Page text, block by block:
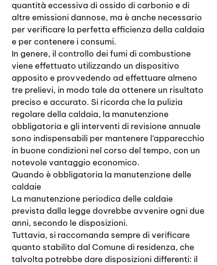
quantità eccessiva di ossido di carbonio e di
altre emissioni dannose, ma è anche necessario
per verificare la perfetta efficienza della caldaia
e per contenere i consumi.
In genere, il controllo dei fumi di combustione
viene effettuato utilizzando un dispositivo
apposito e provvedendo ad effettuare almeno
tre prelievi, in modo tale da ottenere un risultato
preciso e accurato. Si ricorda che la pulizia
regolare della caldaia, la manutenzione
obbligatoria e gli interventi di revisione annuale
sono indispensabili per mantenere l’apparecchio
in buone condizioni nel corso del tempo, con un
notevole vantaggio economico.
Quando è obbligatoria la manutenzione delle
caldaie
La manutenzione periodica delle caldaie
prevista dalla legge dovrebbe avvenire ogni due
anni, secondo le disposizioni.
Tuttavia, si raccomanda sempre di verificare
quanto stabilito dal Comune di residenza, che
talvolta potrebbe dare disposizioni differenti: il